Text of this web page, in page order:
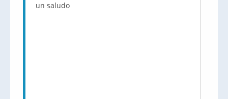
un saludo